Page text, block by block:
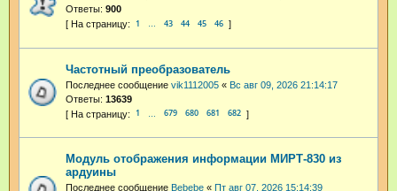
Ответы: 900
1 … 43 44 45 46
Частотный преобразователь
Последнее сообщение vik1112005 « Вс авг 09, 2026 21:14:17
Ответы: 13639
1 679 680 681 682
Модуль отображения информации МИРТ-830 из
ардуины
Последнее сообщение Bebebe « Пт авг 07, 2026 15:14:39